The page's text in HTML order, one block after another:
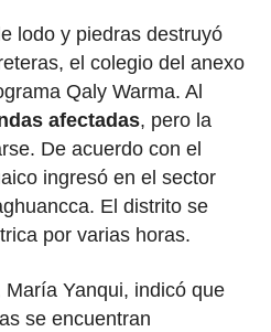
lodo y piedras destruyó
el colegio del anexo
Qaly Warma. Al
afectadas, pero la
De acuerdo con el
ingresó en el sector
El distrito se
por varias horas.
Yanqui, indicó que
se encuentran